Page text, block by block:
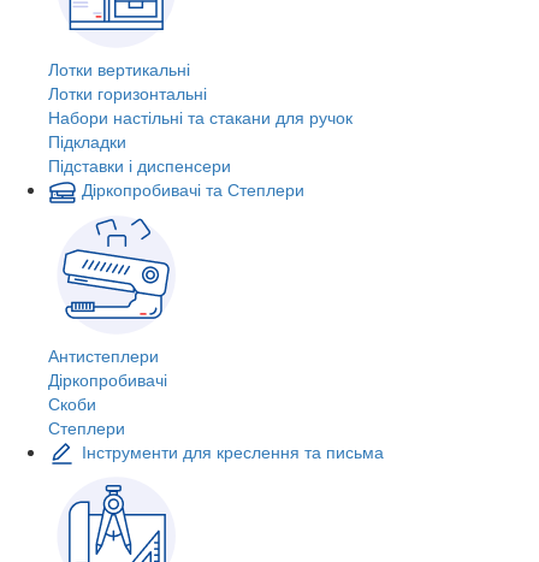
Лотки вертикальні
Лотки горизонтальні
Набори настільні та стакани для ручок
Підкладки
Підставки і диспенсери
Діркопробивачі та Степлери
Антистеплери
Діркопробивачі
Скоби
Степлери
Інструменти для креслення та письма